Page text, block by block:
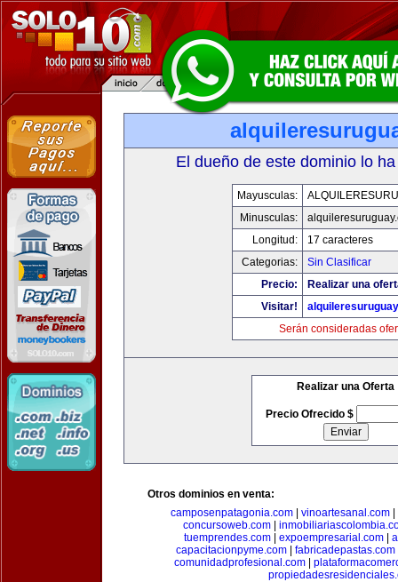
El dueño de este dominio lo
Mayusculas:
Minusculas:
Longitud:
17 caracteres
Categorias:
Sin Clasificar
Precio:
Realizar una
Visitar!
Serán consideradas
Realizar una Oferta
Precio Ofrecido $
Otros dominios en venta:
camposenpatagonia.com| vinoartesanal.com|
concursoweb.com
tuemprendes.com
expoempresarial.com
capacitacionpyme.com
fabricadepastas.com
comunidadprofesional.com|